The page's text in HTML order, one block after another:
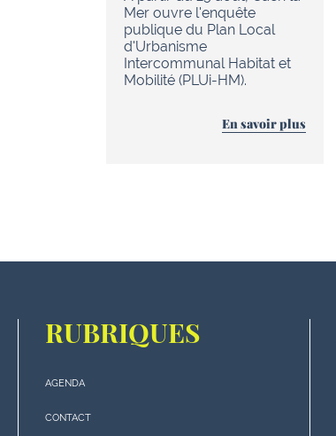
Mer ouvre l'enquête
publique du Plan Local
d'Urbanisme
Intercommunal Habitat et
Mobilité (PLUi-HM).
En savoir plus
RUBRIQUES
"rubriques"
AGENDA
CONTACT